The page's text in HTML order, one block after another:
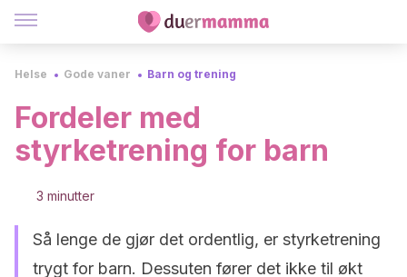
Helse Gode vaner Barn og trening
Fordeler med
styrketrening for barn
3 minutter
Så lenge de gjør det ordentlig, er styrketrening
trygt for barn. Dessuten fører det ikke til økt